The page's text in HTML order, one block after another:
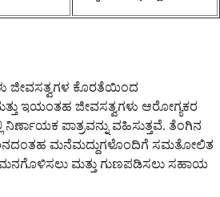
ಜೀವಸತ್ವಗಳ ಕೊರತೆಯಿಂದ
ಇಯಂತಹ ಜೀವಸತ್ವಗಳು ಆರೋಗ್ಯಕರ
ನಿರ್ಣಾಯಕ ಪಾತ್ರವನ್ನು ವಹಿಸುತ್ತವೆ. ತೆಂಗಿನ
ಮನೆಮದ್ದುಗಳೊಂದಿಗೆ ಸಮತೋಲಿತ
ಮತ್ತು ಗುಣಪಡಿಸಲು ಸಹಾಯ